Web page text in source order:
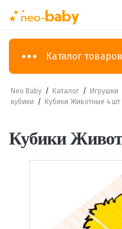
Каталог товаров
Neo Baby / Каталог / Игрушки
кубики / Кубики Животные 4 шт
Кубики